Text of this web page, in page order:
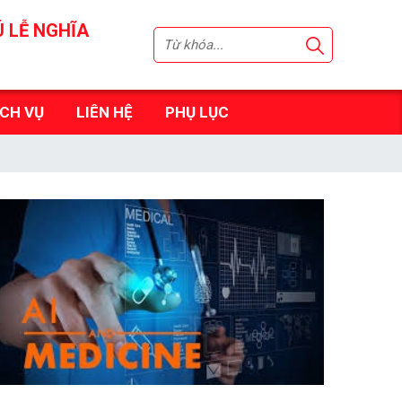
LỄ NGHĨA
VỤ LIÊN HỆ PHỤ LỤC